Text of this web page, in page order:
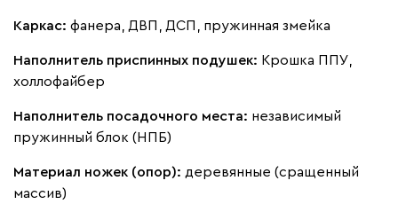
Бежевый Вишневый Голубой Графит
Кларинс
Каркас: фанера, ДВП, ДСП, пружинная змейка
Наполнитель приспинных подушек: Крошка ППУ,
холлофайбер
Наполнитель посадочного места: независимый
пружинный блок (НПБ)
Материал ножек (опор): деревянные (сращенный
массив)